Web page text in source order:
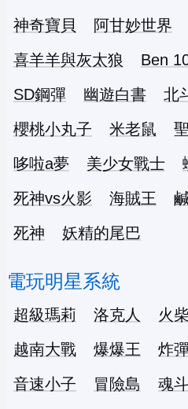
神奇寶貝
阿甘妙世界
喜羊羊與灰太狼
Ben
SD鋼彈
幽遊白書 北
櫻桃小丸子
米老鼠
哆啦a夢
美少女戰士
死神vs火影
海賊王
死神
妖精的尾巴
電玩明星系統
超級瑪莉 洛克人 火
越南大戰
爆爆王 炸
音速小子
冒險島 魂